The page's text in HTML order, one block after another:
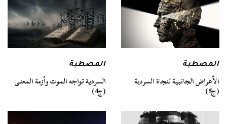
المصطبة
الأعراض الجانبية لنجاة السردية
(ج5)
المصطبة
السردية تواجه الموت وأزمة المعنى
(ج4)